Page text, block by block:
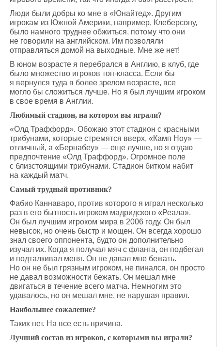
Люди были добры ко мне в «Юнайтед». Другим
игрокам из Южной Америки, например, Клеберсону,
было намного труднее обжиться, потому что они
не говорили на английском. Им позволяли
отправляться домой на выходные. Мне же нет!
В юном возрасте я перебрался в Англию, в клуб, где
было множество игроков топ-класса. Если бы
я вернулся туда в более зрелом возрасте, все
могло бы сложиться лучше. Но я был лучшим игроком
в свое время в Англии.
Любимый стадион, на котором вы играли?
«Олд Траффорд». Обожаю этот стадион с красными
трибунами, которые стремятся вверх. «Камп Ноу» —
отличный, а «Бернабеу» — еще лучше, но я отдаю
предпочтение «Олд Траффорд». Огромное поле
с близстоящими трибунами. Стадион битком набит
на каждый матч.
Самый трудный противник?
Фабио Каннаваро, против которого я играл несколько
раз в его бытность игроком мадридского «Реала».
Он был лучшим игроком мира в 2006 году. Он был
невысок, но очень быстр и мощен. Он всегда хорошо
знал своего оппонента, будто он дополнительно
изучал их. Когда я получал мяч с фланга, он подбегал
и подталкивал меня. Он не давал мне бежать.
Но он не был грязным игроком, не пинался, он просто
не давал возможности бежать. Он мешал мне
двигаться в течение всего матча. Немногим это
удавалось, но он мешал мне, не нарушая правил.
Наибольшее сожаление?
Таких нет. На все есть причина.
Лучший состав из игроков, с которыми вы играли?